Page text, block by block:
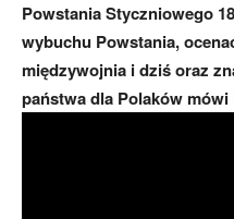
Powstania Styczniowego
wybuchu Powstania,
międzywojnia i dziś oraz
państwa dla Polaków